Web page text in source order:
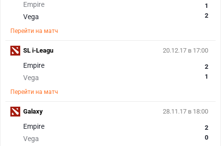
Empire
Vega
1
2
Перейти на матч
20.12.17 в 17:00
Empire
Vega
2
1
Перейти на матч
SL i-Leagu
28.11.17 в 18:00
Empire
Vega
2
0
Galaxy